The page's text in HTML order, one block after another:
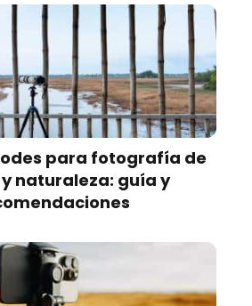
para fotografía de
naturaleza: guía y